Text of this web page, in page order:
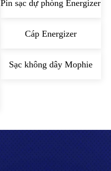
Pin sạc dự phòng Energizer
Cáp Energizer
Sạc không dây Mophie